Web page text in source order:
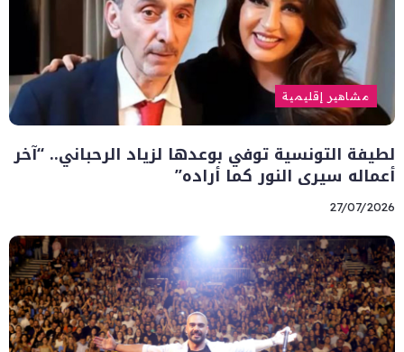
مشاهير إقليمية
لطيفة التونسية توفي بوعدها لزياد الرحباني.. “آخر
أعماله سيرى النور كما أراده”
27/07/2026